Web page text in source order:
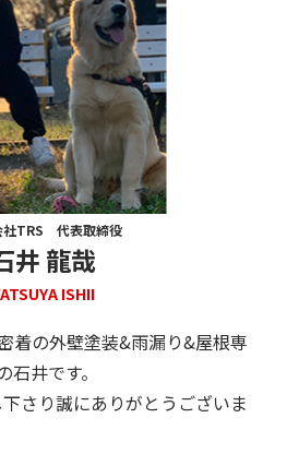
社TRS 代表取締役
井 龍哉
ISHII
着の外壁塗装&雨漏り&屋根専
井です。
さり誠にありがとうございま